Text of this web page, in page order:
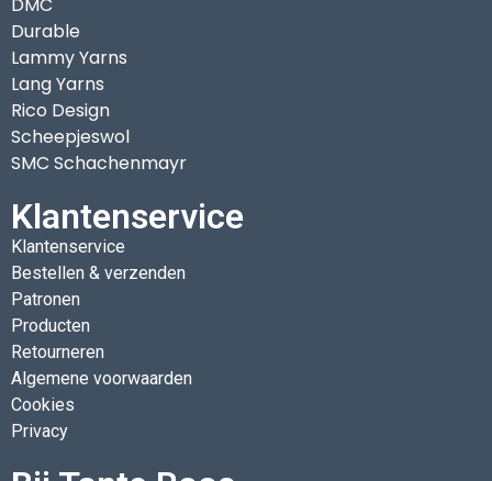
DMC
Durable
Lammy Yarns
Lang Yarns
Rico Design
Scheepjeswol
SMC Schachenmayr
Klantenservice
Klantenservice
Bestellen & verzenden
Patronen
Producten
Retourneren
Algemene voorwaarden
Cookies
Privacy